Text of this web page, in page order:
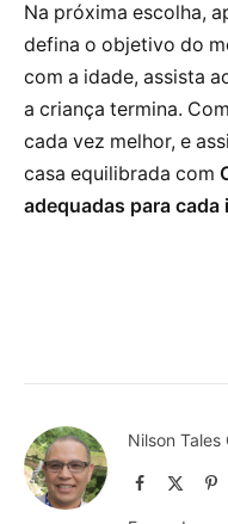
Na próxima escolha,
defina o objetivo do
com a idade, assista
a criança termina.
cada vez melhor, e
casa equilibrada com
adequadas para cada
Nilson Tales
Facebook